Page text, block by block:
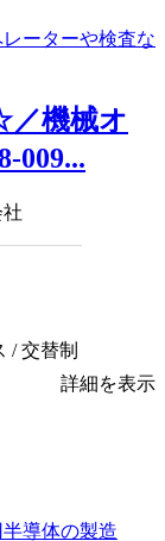
／機械オ
009...
/ 交替制
詳細を表示